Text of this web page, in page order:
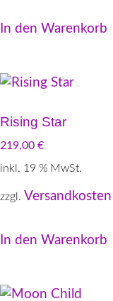
In den Warenkorb
Rising Star
219,00 €
inkl. 19 % MwSt.
zzgl. Versandkosten
In den Warenkorb